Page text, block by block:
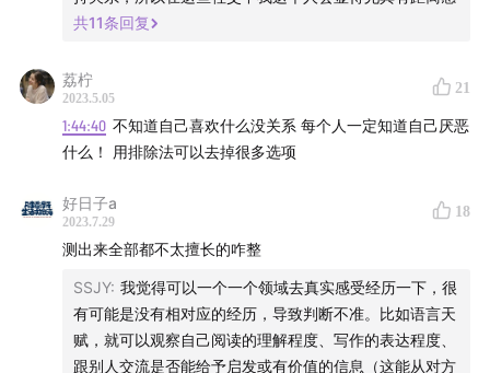
共11条回复
荔柠
2023.5.05
21
1:44:40 不知道自己喜欢什么没关系 每个人一定知道自己厌恶
什么！ 用排除法可以去掉很多选项
好日子a
2023.7.29
18
测出来全部都不太擅长的咋整
SSJY: 我觉得可以一个一个领域去真实感受经历一下，很
有可能是没有相对应的经历，导致判断不准。比如语言天
赋，就可以观察自己阅读的理解程度、写作的表达程度、
跟别人交流是否能给予启发或有价值的信息（这能从对方